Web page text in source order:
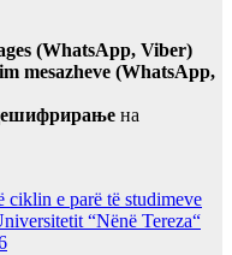
(WhatsApp, Viber)
mesazheve (WhatsApp,
на
ciklin e parë të studimeve
“Nënë Tereza“